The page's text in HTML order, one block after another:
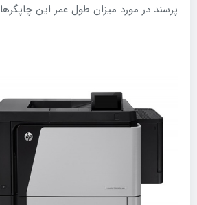
پرسند در مورد میزان طول عمر این